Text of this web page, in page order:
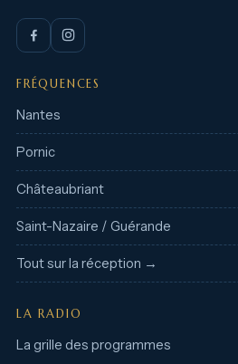
FRÉQUENCES
Nantes
Pornic
Châteaubriant
Saint-Nazaire / Guérande
Tout sur la réception →
LA RADIO
La grille des programmes